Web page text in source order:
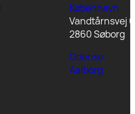
København
Vandtårnsvej
2860 Søborg
Odense
Aalborg